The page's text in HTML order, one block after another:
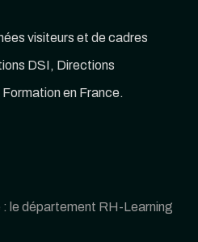
visiteurs et de cadres
DSI, Directions
en France.
: le département RH-Learning